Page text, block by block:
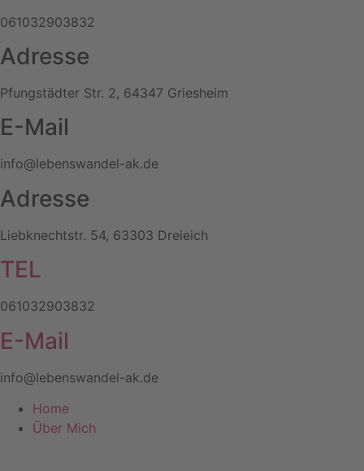
061032903832
Adresse
Pfungstädter Str. 2, 64347 Griesheim
E-Mail
info@lebenswandel-ak.de
Adresse
Liebknechtstr. 54, 63303 Dreieich
TEL
061032903832
E-Mail
info@lebenswandel-ak.de
Home
Über Mich